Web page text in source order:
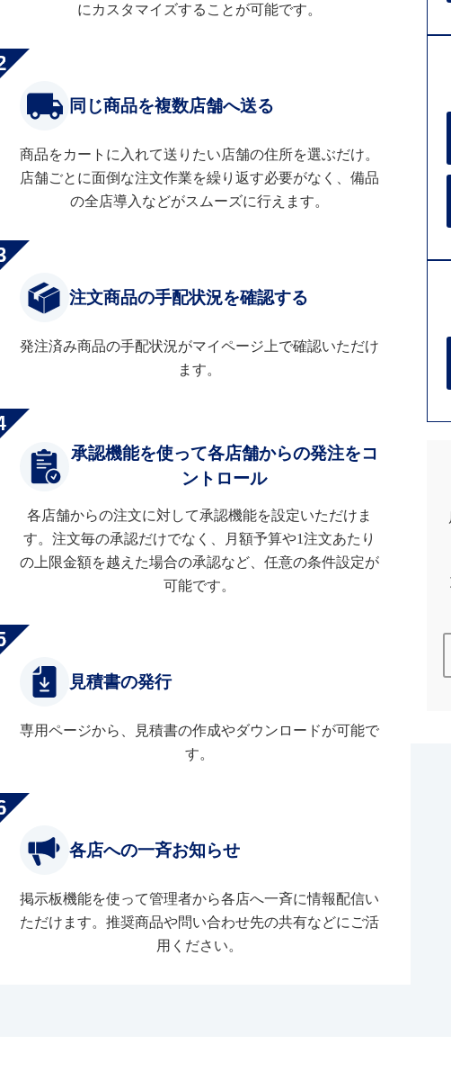
にカスタマイズすることが可能です。
同じ商品を複数店舗へ送る
商品をカートに入れて送りたい店舗の住所を選ぶだけ。
店舗ごとに面倒な注文作業を繰り返す必要がなく、備品
の全店導入などがスムーズに行えます。
注文商品の手配状況を確認する
発注済み商品の手配状況がマイページ上で確認いただけ
ます。
承認機能を使って各店舗からの発注をコ
ントロール
各店舗からの注文に対して承認機能を設定いただけま
す。注文毎の承認だけでなく、月額予算や1注文あたり
の上限金額を越えた場合の承認など、任意の条件設定が
可能です。
見積書の発行
専用ページから、見積書の作成やダウンロードが可能で
す。
各店への一斉お知らせ
掲示板機能を使って管理者から各店へ一斉に情報配信い
ただけます。推奨商品や問い合わせ先の共有などにご活
用ください。